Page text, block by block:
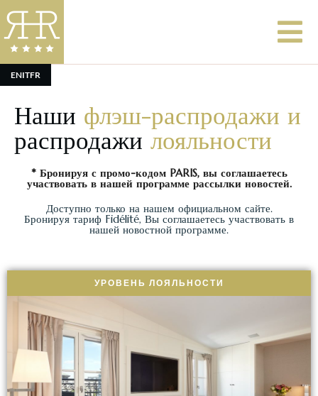
ENITFR
Наши флэш-распродажи и
распродажи лояльности
* Бронируя с промо-кодом PARIS, вы соглашаетесь
участвовать в нашей программе рассылки новостей.
Доступно только на нашем официальном сайте.
Бронируя тариф Fidélité, Вы соглашаетесь участвовать в
нашей новостной программе.
УРОВЕНЬ ЛОЯЛЬНОСТИ